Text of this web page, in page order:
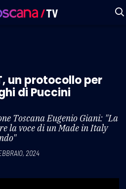
un protocollo per
di Puccini
Toscana Eugenio Giani: "La
la voce di un Made in Italy
2024